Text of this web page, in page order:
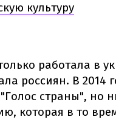
культуру
работала в
россиян. В 2014
страны", но
которая в то